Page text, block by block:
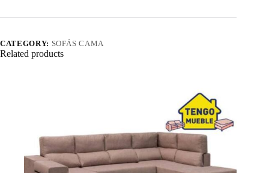
CATEGORY: SOFÁS CAMA
Related products